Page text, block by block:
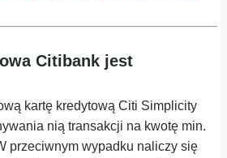
Citibank jest
kartę kredytową Citi Simplicity
nią transakcji na kwotę min.
przeciwnym wypadku naliczy się